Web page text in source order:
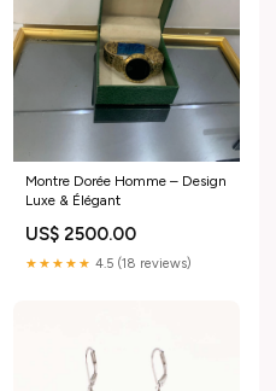
Montre Dorée Homme – Design
Luxe & Élégant
US$ 2500.00
★★★★★ 4.5 (18 reviews)